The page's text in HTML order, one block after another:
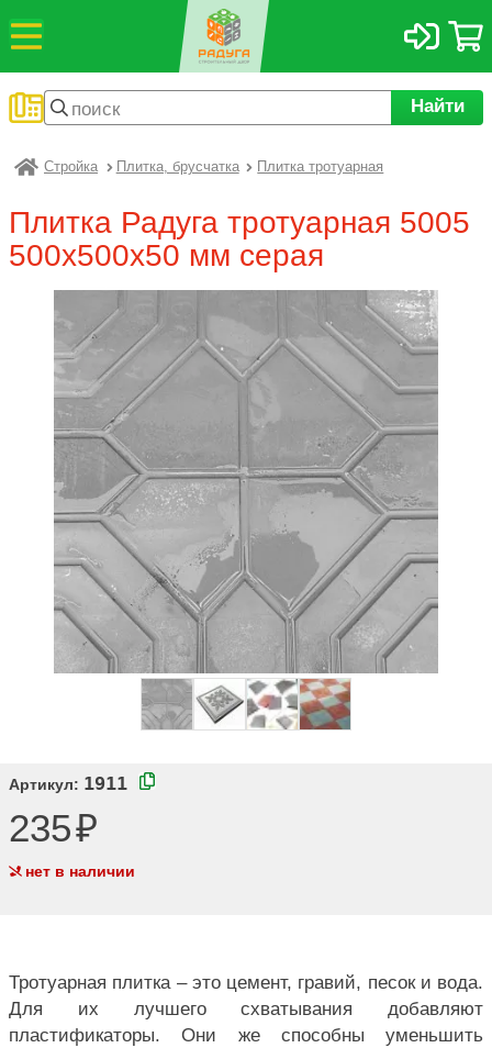
Найти
Радуга
Стройка Плитка, брусчатка Плитка тротуарная
Плитка Радуга тротуарная 5005
500х500х50 мм серая
Артикул: 1911
235
нет в наличии
Тротуарная плитка – это цемент, гравий, песок и вода.
Для их лучшего схватывания добавляют
пластификаторы. Они же способны уменьшить